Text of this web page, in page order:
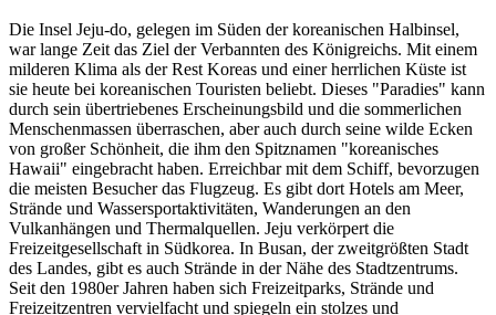
Die Insel Jeju-do, gelegen im Süden der koreanischen Halbinsel,
war lange Zeit das Ziel der Verbannten des Königreichs. Mit einem
milderen Klima als der Rest Koreas und einer herrlichen Küste ist
sie heute bei koreanischen Touristen beliebt. Dieses "Paradies" kann
durch sein übertriebenes Erscheinungsbild und die sommerlichen
Menschenmassen überraschen, aber auch durch seine wilde Ecken
von großer Schönheit, die ihm den Spitznamen "koreanisches
Hawaii" eingebracht haben. Erreichbar mit dem Schiff, bevorzugen
die meisten Besucher das Flugzeug. Es gibt dort Hotels am Meer,
Strände und Wassersportaktivitäten, Wanderungen an den
Vulkanhängen und Thermalquellen. Jeju verkörpert die
Freizeitgesellschaft in Südkorea. In Busan, der zweitgrößten Stadt
des Landes, gibt es auch Strände in der Nähe des Stadtzentrums.
Seit den 1980er Jahren haben sich Freizeitparks, Strände und
Freizeitzentren vervielfacht und spiegeln ein stolzes und